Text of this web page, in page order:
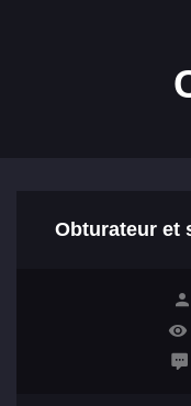
Obturateur et